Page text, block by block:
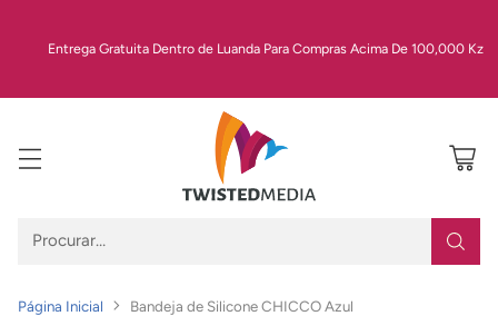
Entrega Gratuita Dentro de Luanda Para Compras Acima De 100,000 Kz
Procurar…
Página Inicial Bandeja de Silicone CHICCO Azul